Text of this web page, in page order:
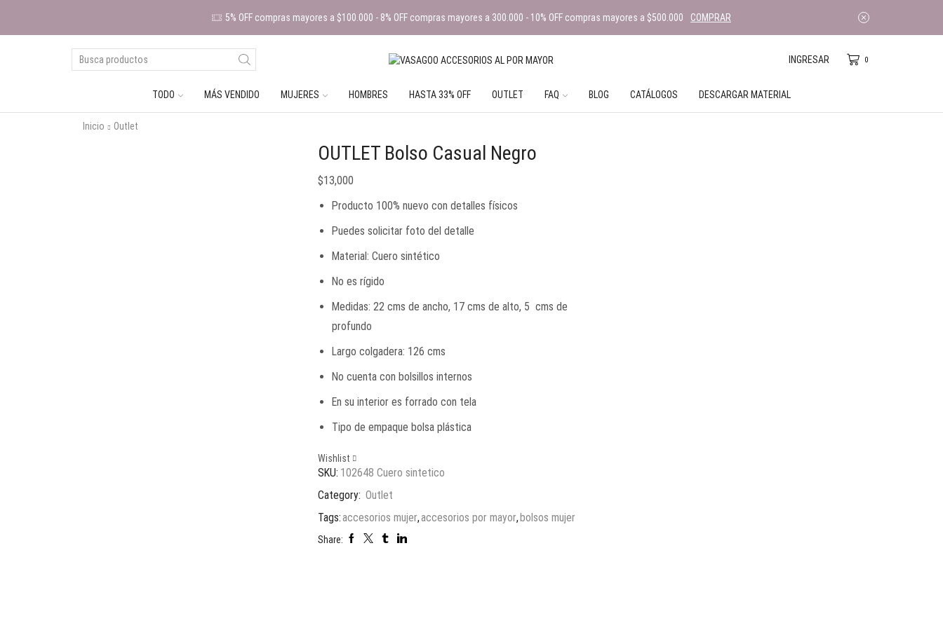
5% OFF compras mayores a $100.000 - 8% OFF compras mayores a 300.000 - 10% OFF compras mayores a $500.000 COMPRAR
INGRESAR 0
TODO MÁS VENDIDO MUJERES HOMBRES HASTA 33% OFF OUTLET FAQ BLOG CATÁLOGOS DESCARGAR MATERIAL
Inicio Outlet
OUTLET Bolso Casual Negro
$13,000
Producto 100% nuevo con detalles físicos
Puedes solicitar foto del detalle
Material: Cuero sintético
No es rígido
Medidas: 22 cms de ancho, 17 cms de alto, 5 cms de
profundo
Largo colgadera: 126 cms
No cuenta con bolsillos internos
En su interior es forrado con tela
Tipo de empaque bolsa plástica
Wishlist
SKU: 102648 Cuero sintetico
Category: Outlet
Tags:accesorios mujer,accesorios por mayor,bolsos mujer
Share: